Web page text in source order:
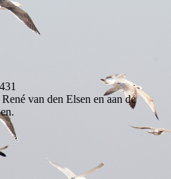
van den Elsen en aan de